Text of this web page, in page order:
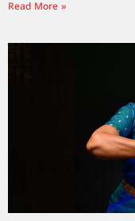
Read More »